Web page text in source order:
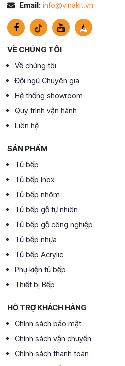
Email: info@vinakit.vn
VỀ CHÚNG TÔI
Về chúng tôi
Đội ngũ Chuyên gia
Hệ thống showroom
Quy trình vận hành
Liên hệ
SẢN PHẨM
Tủ bếp
Tủ bếp Inox
Tủ bếp nhôm
Tủ bếp gỗ tự nhiên
Tủ bếp gỗ công nghiệp
Tủ bếp nhựa
Tủ bếp Acrylic
Phụ kiện tủ bếp
Thiết bị Bếp
HỖ TRỢ KHÁCH HÀNG
Chính sách bảo mật
Chính sách vận chuyển
Chính sách thanh toán